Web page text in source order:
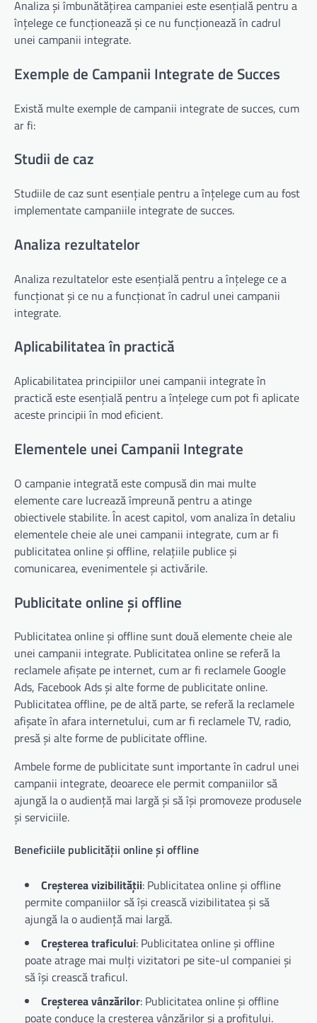
Analiza și îmbunătățirea campaniei este esențială pentru a
înțelege ce funcționează și ce nu funcționează în cadrul
unei campanii integrate.
Exemple de Campanii Integrate de Succes
Există multe exemple de campanii integrate de succes, cum
ar fi:
Studii de caz
Studiile de caz sunt esențiale pentru a înțelege cum au fost
implementate campaniile integrate de succes.
Analiza rezultatelor
Analiza rezultatelor este esențială pentru a înțelege ce a
funcționat și ce nu a funcționat în cadrul unei campanii
integrate.
Aplicabilitatea în practică
Aplicabilitatea principiilor unei campanii integrate în
practică este esențială pentru a înțelege cum pot fi aplicate
aceste principii în mod eficient.
Elementele unei Campanii Integrate
O campanie integrată este compusă din mai multe
elemente care lucrează împreună pentru a atinge
obiectivele stabilite. În acest capitol, vom analiza în detaliu
elementele cheie ale unei campanii integrate, cum ar fi
publicitatea online și offline, relațiile publice și
comunicarea, evenimentele și activările.
Publicitate online și offline
Publicitatea online și offline sunt două elemente cheie ale
unei campanii integrate. Publicitatea online se referă la
reclamele afișate pe internet, cum ar fi reclamele Google
Ads, Facebook Ads și alte forme de publicitate online.
Publicitatea offline, pe de altă parte, se referă la reclamele
afișate în afara internetului, cum ar fi reclamele TV, radio,
presă și alte forme de publicitate offline.
Ambele forme de publicitate sunt importante în cadrul unei
campanii integrate, deoarece ele permit companiilor să
ajungă la o audiență mai largă și să își promoveze produsele
și serviciile.
Beneficiile publicității online și offline
Creșterea vizibilității: Publicitatea online și offline
permite companiilor să își crească vizibilitatea și să
ajungă la o audiență mai largă.
Creșterea traficului: Publicitatea online și offline
poate atrage mai mulți vizitatori pe site-ul companiei și
să își crească traficul.
Creșterea vânzărilor: Publicitatea online și offline
poate conduce la creșterea vânzărilor și a profitului.